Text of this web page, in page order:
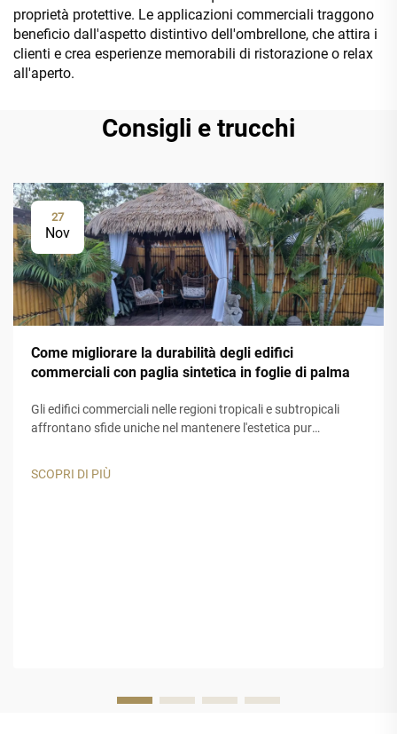
proprietà protettive. Le applicazioni commerciali traggono
beneficio dall'aspetto distintivo dell'ombrellone, che attira i
clienti e crea esperienze memorabili di ristorazione o relax
all'aperto.
Consigli e trucchi
27
Nov
Come migliorare la durabilità degli edifici
commerciali con paglia sintetica in foglie di palma
Gli edifici commerciali nelle regioni tropicali e subtropicali
affrontano sfide uniche nel mantenere l'estetica pur
e decorazioni spesso risultano inadeguati quando esposti a
SCOPRI DI PIÙ